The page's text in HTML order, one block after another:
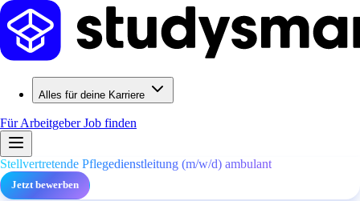
Alles für deine Karriere
Für ArbeitgeberJob finden
Stellvertretende Pflegedienstleitung (m/w/d) ambulant
Jetzt bewerben